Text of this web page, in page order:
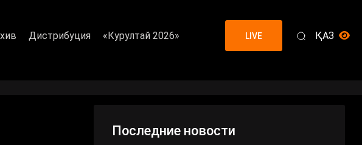
Дистрибуция «Курултай 2026» LIVE ҚАЗ
Последние новости